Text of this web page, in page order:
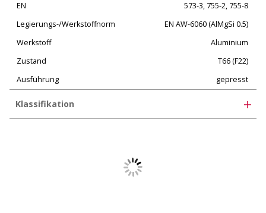
EN
573-3, 755-2, 755-8
Legierungs-/Werkstoffnorm
EN AW-6060 (AlMgSi 0.5)
Werkstoff
Aluminium
Zustand
T66 (F22)
Ausführung
gepresst
Klassifikation
30102306